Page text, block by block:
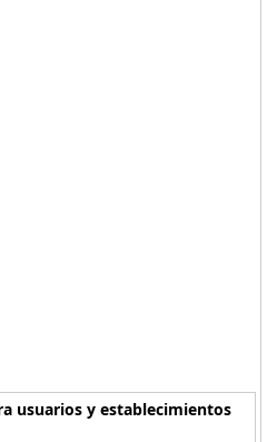
usuarios y establecimientos